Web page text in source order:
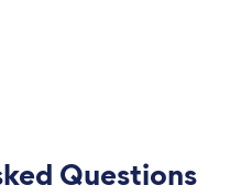
Questions